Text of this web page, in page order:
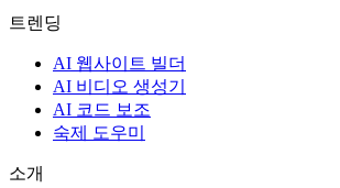
트렌딩
AI 웹사이트 빌더
AI 비디오 생성기
AI 코드 보조
숙제 도우미
소개